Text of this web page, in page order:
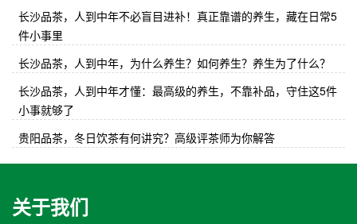
长沙品茶，人到中年不必盲目进补！真正靠谱的养生，藏在日常5
件小事里
长沙品茶，人到中年，为什么养生？如何养生？养生为了什么？
长沙品茶，人到中年才懂：最高级的养生，不靠补品，守住这5件
小事就够了
贵阳品茶，冬日饮茶有何讲究？高级评茶师为你解答
关于我们